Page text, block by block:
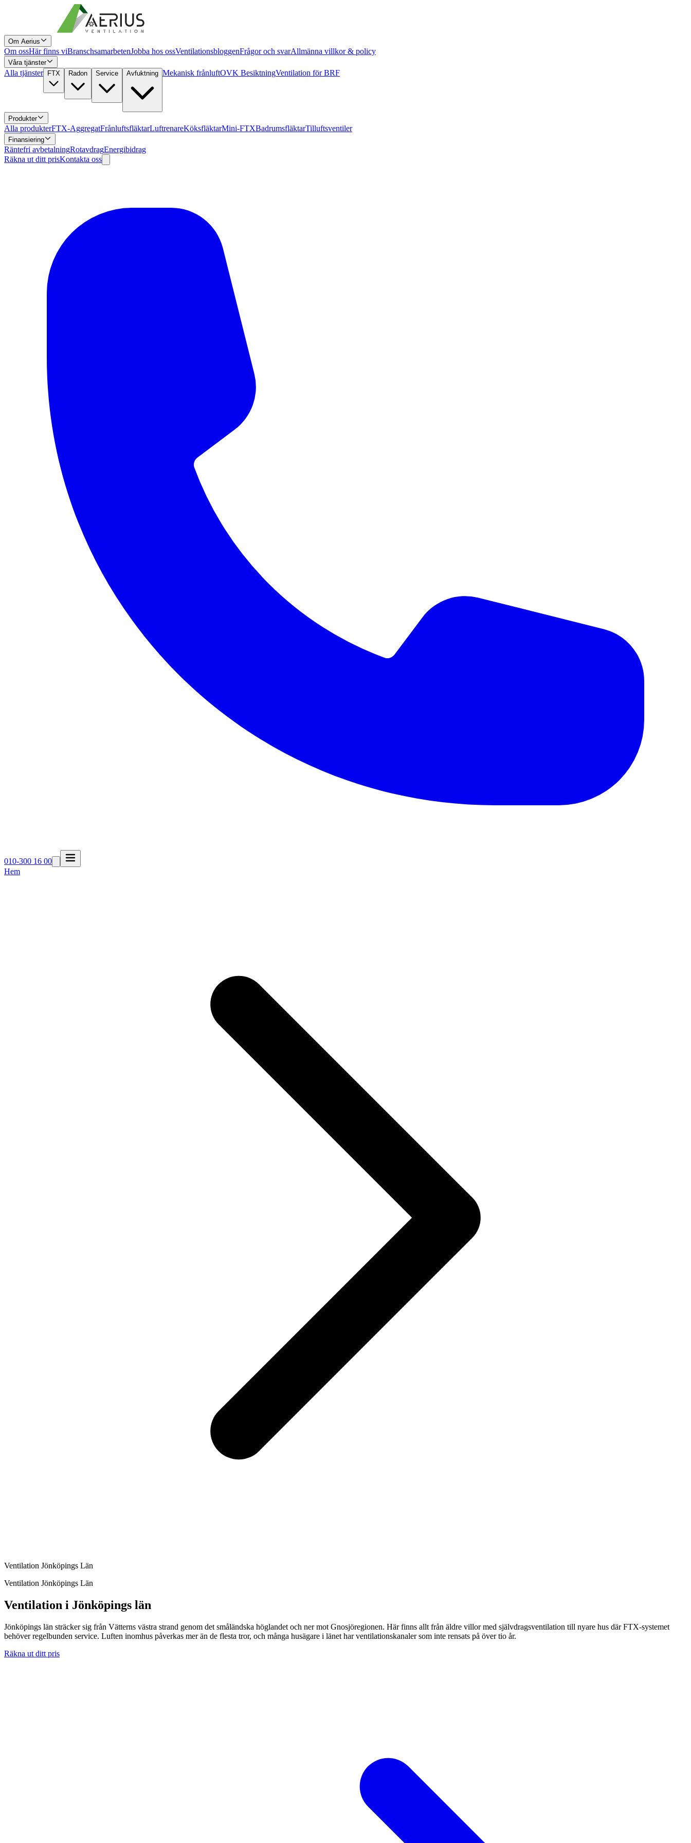
Om Aerius
Om ossHär finns viBranschsamarbetenJobba hos ossVentilationsbloggenFrågor och svarAllmänna villkor & policy
Våra tjänster
Alla tjänster FTX Radon Service Avfuktning Mekanisk frånluftOVK BesiktningVentilation för BRF
Produkter
Alla produkterFTX-AggregatFrånluftsfläktarLuftrenareKöksfläktarMini-FTXBadrumsfläktarTilluftsventiler
Finansiering
Räntefri avbetalningRotavdragEnergibidrag
Räkna ut ditt prisKontakta oss
010-300 16 00
Hem
Ventilation Jönköpings Län
Ventilation Jönköpings Län
Ventilation i Jönköpings län
Jönköpings län sträcker sig från Vätterns västra strand genom det småländska höglandet och ner mot Gnosjöregionen. Här finns allt från äldre villor med självdragsventilation till nyare hus där FTX-systemet
behöver regelbunden service. Luften inomhus påverkas mer än de flesta tror, och många husägare i länet har ventilationskanaler som inte rensats på över tio år.
Räkna ut ditt pris